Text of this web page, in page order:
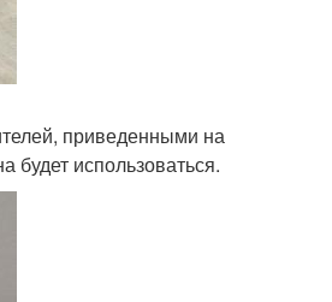
приведенными на
будет использоваться.